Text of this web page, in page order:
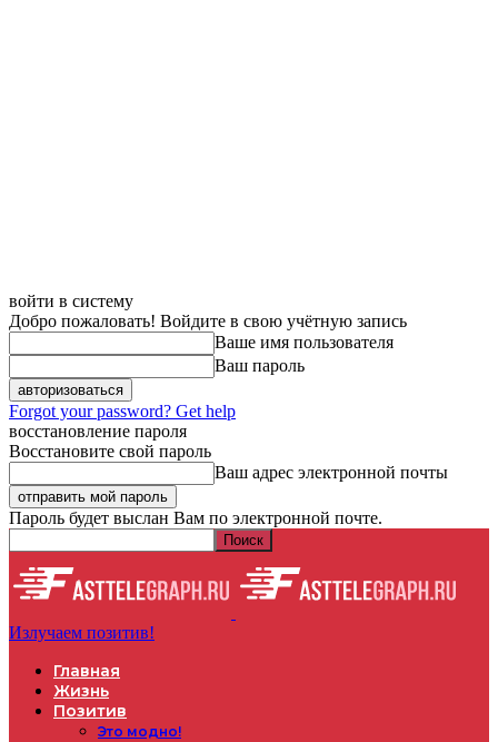
войти в систему
Добро пожаловать! Войдите в свою учётную запись
Ваше имя пользователя
Ваш пароль
Forgot your password? Get help
восстановление пароля
Восстановите свой пароль
Ваш адрес электронной почты
Пароль будет выслан Вам по электронной почте.
Излучаем позитив!
Главная
Жизнь
Позитив
Это модно!